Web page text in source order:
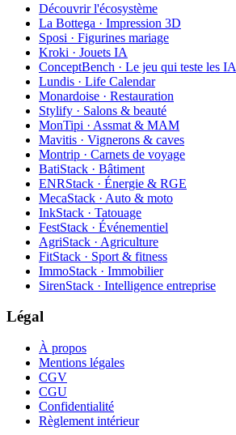
Découvrir l'écosystème
La Bottega · Impression 3D
Sposi · Figurines mariage
Kroki · Jouets IA
ConceptBench · Le jeu qui teste les IA
Lundis · Life Calendar
Monardoise · Restauration
Stylify · Salons & beauté
MonTipi · Assmat & MAM
Mavitis · Vignerons & caves
Montrip · Carnets de voyage
BatiStack · Bâtiment
ENRStack · Énergie & RGE
MecaStack · Auto & moto
InkStack · Tatouage
FestStack · Événementiel
AgriStack · Agriculture
FitStack · Sport & fitness
ImmoStack · Immobilier
SirenStack · Intelligence entreprise
Légal
À propos
Mentions légales
CGV
CGU
Confidentialité
Règlement intérieur